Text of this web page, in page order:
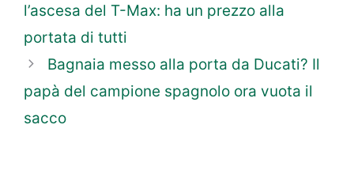
l’ascesa del T-Max: ha un prezzo alla
portata di tutti
Bagnaia messo alla porta da Ducati? Il
papà del campione spagnolo ora vuota il
sacco